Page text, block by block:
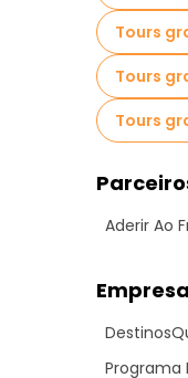
Tours
Tours
Tours
Aderir Ao
Empresa
Destinos
Programa